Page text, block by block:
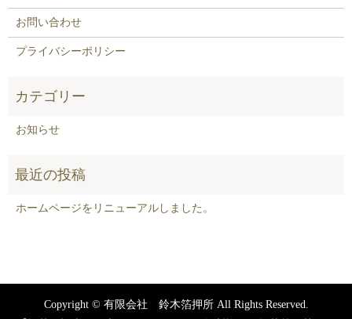
お問い合わせ
プライバシーポリシー
お知らせ
ホームページをリニューアルしました。
Copyright © 有限会社 鈴木箔押所 All Rights Reserved.